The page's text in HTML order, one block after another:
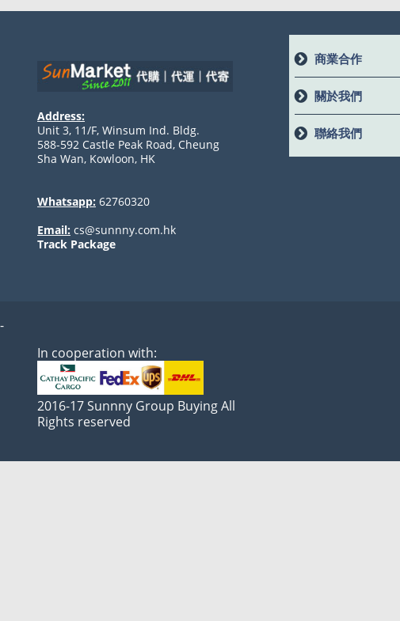
Address:
Unit 3, 11/F, Winsum Ind. Bldg.
588-592 Castle Peak Road, Cheung
Sha Wan, Kowloon, HK
Whatsapp: 62760320
Email: cs@sunnny.com.hk
Track Package
商業合作
關於我們
聯絡我們
-
In cooperation with:
2016-17 Sunnny Group Buying All
Rights reserved